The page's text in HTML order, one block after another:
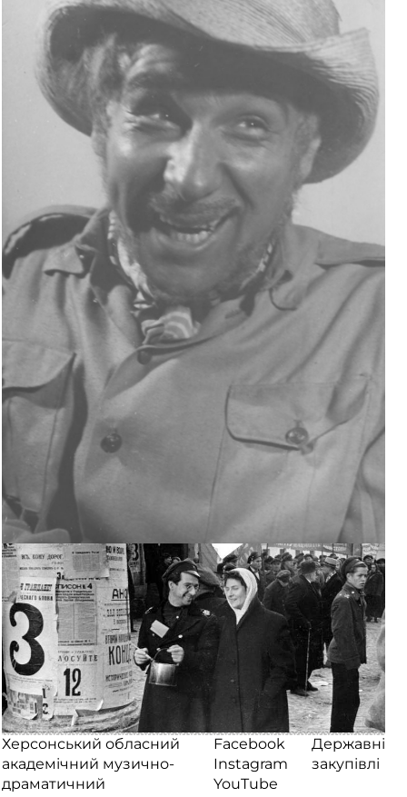
Херсонський обласний
академічний музично-
драматичний
Facebook
Instagram
YouTube
Державні
закупівлі